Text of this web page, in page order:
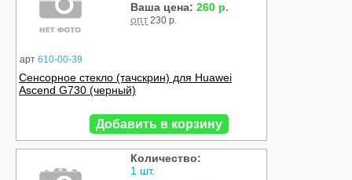
арт 610-00-39
Ваша цена: 260 р.
опт 230 р.
Сенсорное стекло (тачскрин) для Huawei
Ascend G730 (черный)
Добавить в корзину
Количество:
1 шт.